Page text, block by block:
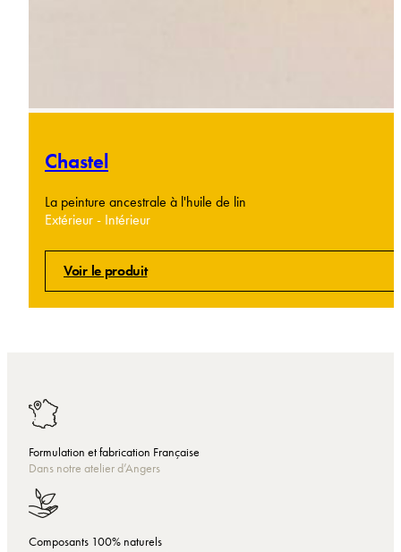
Chastel
La peinture ancestrale à l'huile de lin
Extérieur - Intérieur
Voir le produit
Formulation et fabrication Française
Dans notre atelier d’Angers
Composants 100% naturels